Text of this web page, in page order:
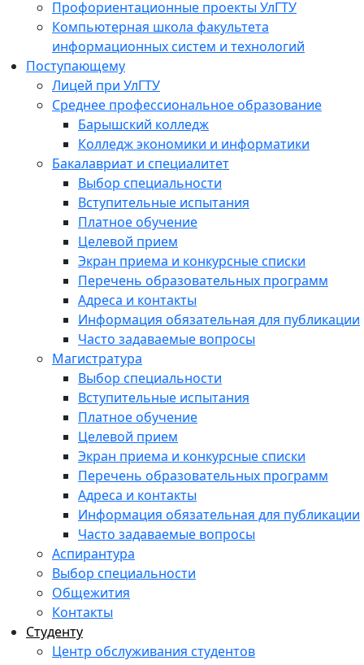
Профориентационные проекты УлГТУ
Компьютерная школа факультета
информационных систем и технологий
Поступающему
Лицей при УлГТУ
Среднее профессиональное образование
Барышский колледж
Колледж экономики и информатики
Бакалавриат и специалитет
Выбор специальности
Вступительные испытания
Платное обучение
Целевой прием
Экран приема и конкурсные списки
Перечень образовательных программ
Адреса и контакты
Информация обязательная для публикации
Часто задаваемые вопросы
Магистратура
Выбор специальности
Вступительные испытания
Платное обучение
Целевой прием
Экран приема и конкурсные списки
Перечень образовательных программ
Адреса и контакты
Информация обязательная для публикации
Часто задаваемые вопросы
Аспирантура
Выбор специальности
Общежития
Контакты
Студенту
Центр обслуживания студентов